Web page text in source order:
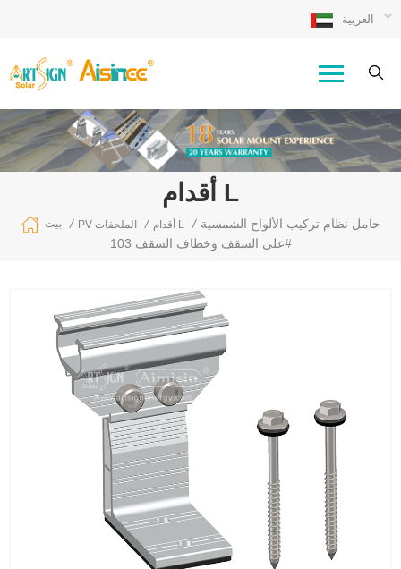
العربية
أقدام L
بيت / PV الملحقات / أقدام L / حامل نظام تركيب الألواح الشمسية
على السقف وخطاف السقف 103#